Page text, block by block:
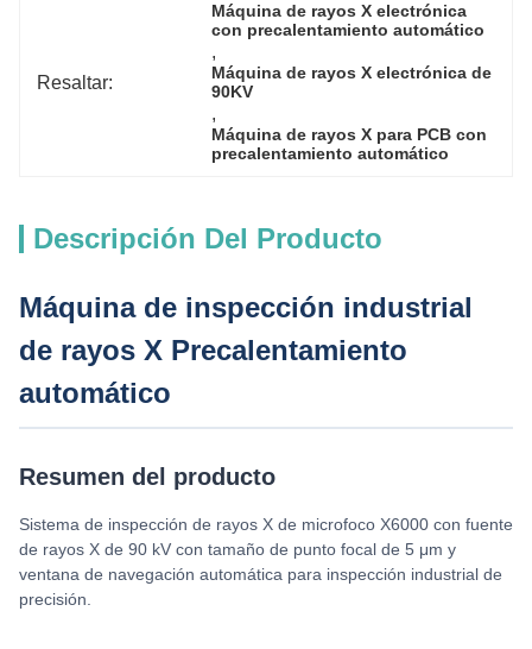
Resaltar:
Máquina de rayos X electrónica
con precalentamiento automático
,
Máquina de rayos X electrónica de
90KV
,
Máquina de rayos X para PCB con
precalentamiento automático
Descripción Del Producto
Máquina de inspección industrial
de rayos X Precalentamiento
automático
Resumen del producto
Sistema de inspección de rayos X de microfoco X6000 con fuente
de rayos X de 90 kV con tamaño de punto focal de 5 μm y
ventana de navegación automática para inspección industrial de
precisión.